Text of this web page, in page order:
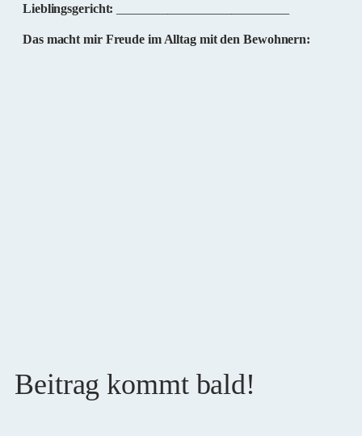
Lieblingsgericht:
Das macht mir Freude im Alltag mit den Bewohnern:
Beitrag kommt bald!